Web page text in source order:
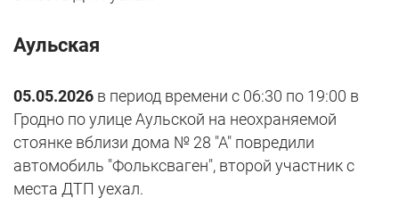
Аульская
05.05.2026 в период времени с 06:30 по 19:00 в
Гродно по улице Аульской на неохраняемой
стоянке вблизи дома № 28 "А" повредили
автомобиль "Фольксваген", второй участник с
места ДТП уехал.